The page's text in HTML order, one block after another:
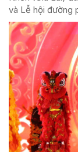
và Lễ hội đường